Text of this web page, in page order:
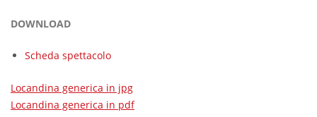
DOWNLOAD
Scheda spettacolo
Locandina generica in jpg
Locandina generica in pdf